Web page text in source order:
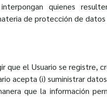
quienes
de protección de datos
que el Usuario se registre,
acepta (i) suministrar
que la información